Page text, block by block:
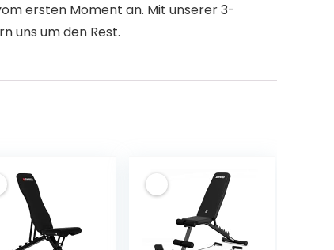
vom ersten Moment an. Mit unserer 3-
uns um den Rest.